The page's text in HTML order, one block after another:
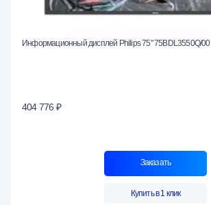
Информационный дисплей Philips 75" 75BDL3550Q/00
404 776 ₽
Заказать
Купить в 1 клик